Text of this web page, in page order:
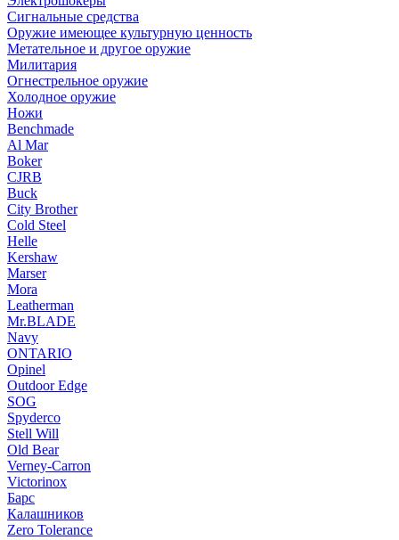
Сигнальные средства
Оружие имеющее культурную ценность
Метательное и другое оружие
Милитария
Огнестрельное оружие
Холодное оружие
Ножи
Benchmade
Al Mar
Boker
CJRB
Buck
City Brother
Cold Steel
Helle
Kershaw
Marser
Mora
Leatherman
Mr.BLADE
Navy
ONTARIO
Opinel
Outdoor Edge
SOG
Spyderco
Stell Will
Old Bear
Verney-Carron
Victorinox
Барс
Калашников
Zero Tolerance